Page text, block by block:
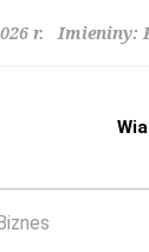
r. Imieniny: